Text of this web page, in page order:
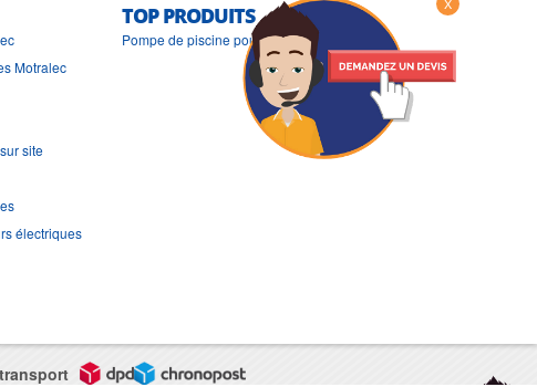
Motralec
site
électriques
TOP PRODUITS
Pompe de piscine pour filtration Nocchi MCP